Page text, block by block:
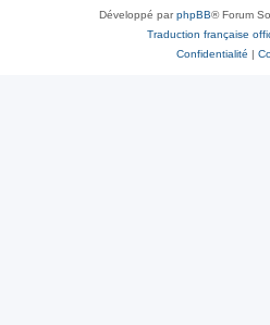
Développé parphpBB® Forum
Traduction française
Confidentialité |